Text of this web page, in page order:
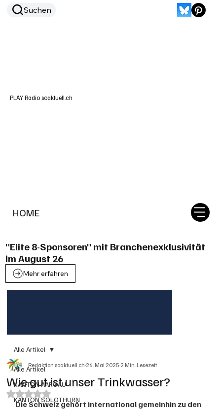
HOME
Suchen
PLAY Radio soaktuell.ch
"Elite 8-Sponsoren" mit Branchenexklusivität
im August 26
Mehr erfahren
Alle Artikel
KANTON AARGAU
KANTON SOLOTHURN
Alle Artikel
Wie gut ist unser Trinkwasser?
Redaktion soaktuell.ch26. Mai 20252 Min. Lesezeit
Mit NaN von 5 Sternen bewertet.
Die Schweiz gehört international gemeinhin zu den